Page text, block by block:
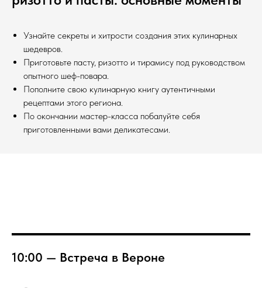
Узнайте секреты и хитрости создания этих кулинарных
шедевров.
Приготовьте пасту, ризотто и тирамису под руководством
опытного шеф-повара.
Пополните свою кулинарную книгу аутентичными
рецептами этого региона.
По окончании мастер-класса побалуйте себя
приготовленными вами деликатесами.
10:00 — Встреча в Вероне